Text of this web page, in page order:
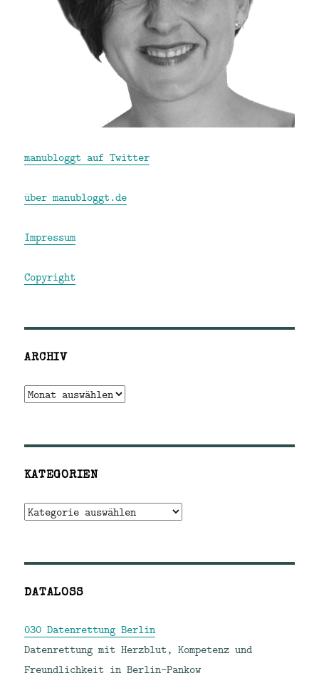
manubloggt auf Twitter
über manubloggt.de
Impressum
Copyright
ARCHIV
Archiv
KATEGORIEN
Kategorien
DATALOSS
030 Datenrettung Berlin
Datenrettung mit Herzblut, Kompetenz und
Freundlichkeit in Berlin-Pankow